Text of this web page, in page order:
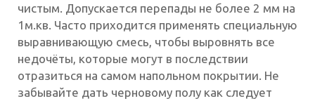
чистым. Допускается перепады не более 2 мм на
1м.кв. Часто приходится применять специальную
выравнивающую смесь, чтобы выровнять все
недочёты, которые могут в последствии
отразиться на самом напольном покрытии. Не
забывайте дать черновому полу как следует